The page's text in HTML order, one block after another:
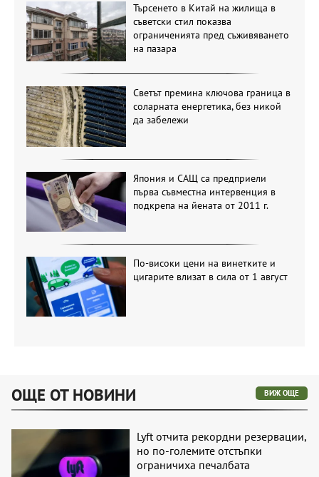
Търсенето в Китай на жилища в
съветски стил показва
ограниченията пред съживяването
на пазара
Светът премина ключова граница в
соларната енергетика, без никой
да забележи
Япония и САЩ са предприели
първа съвместна интервенция в
подкрепа на йената от 2011 г.
По-високи цени на винетките и
цигарите влизат в сила от 1 август
ОЩЕ ОТ НОВИНИ ВИЖ ОЩЕ
Lyft отчита рекордни резервации,
но по-големите отстъпки
ограничиха печалбата